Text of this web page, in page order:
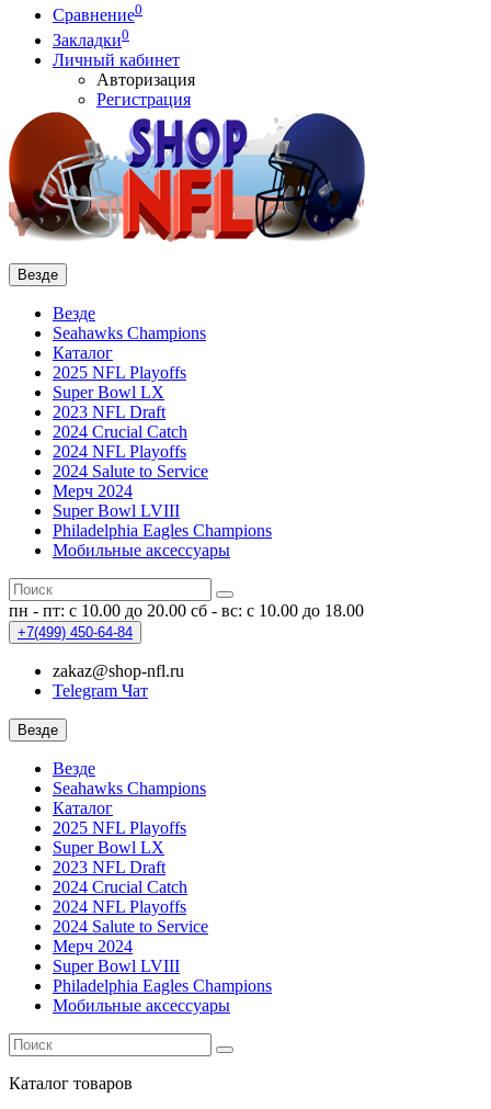
Сравнение0
Закладки0
Личный кабинет
Авторизация
Регистрация
Везде
Везде
Seahawks Champions
Каталог
2025 NFL Playoffs
Super Bowl LX
2023 NFL Draft
2024 Crucial Catch
2024 NFL Playoffs
2024 Salute to Service
Мерч 2024
Super Bowl LVIII
Philadelphia Eagles Champions
Мобильные аксессуары
пн - пт: с 10.00 до 20.00 сб - вс: с 10.00 до 18.00
+7(499) 450-64-84
zakaz@shop-nfl.ru
Telegram Чат
Везде
Везде
Seahawks Champions
Каталог
2025 NFL Playoffs
Super Bowl LX
2023 NFL Draft
2024 Crucial Catch
2024 NFL Playoffs
2024 Salute to Service
Мерч 2024
Super Bowl LVIII
Philadelphia Eagles Champions
Мобильные аксессуары
Каталог товаров